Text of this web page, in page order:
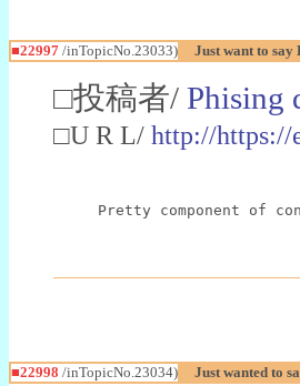
■22997 /inTopicNo.23033) Just want to say
□投稿者/ Phising
□U R L/ http://https://
Pretty component of
■22998 /inTopicNo.23034) Just wanted to